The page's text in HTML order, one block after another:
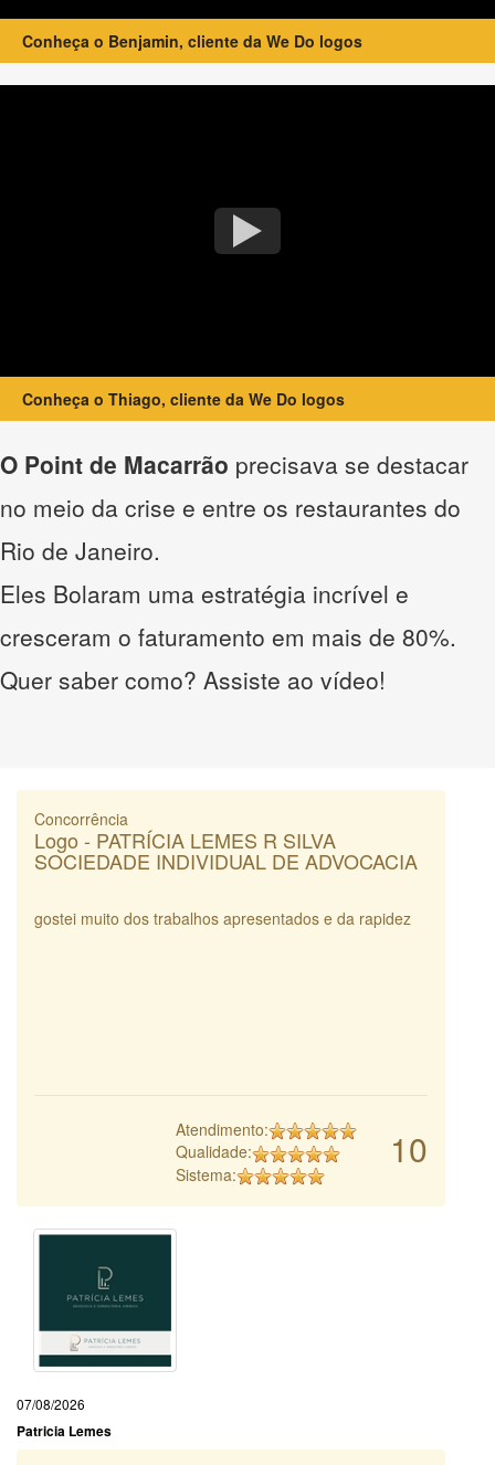
Conheça o Benjamin, cliente da We Do logos
Conheça o Thiago, cliente da We Do logos
O Point de Macarrão precisava se destacar
no meio da crise e entre os restaurantes do
Rio de Janeiro.
Eles Bolaram uma estratégia incrível e
cresceram o faturamento em mais de 80%.
Quer saber como? Assiste ao vídeo!
Concorrência
Logo - PATRÍCIA LEMES R SILVA
SOCIEDADE INDIVIDUAL DE ADVOCACIA
gostei muito dos trabalhos apresentados e da rapidez
10
Atendimento:
Qualidade:
Sistema:
07/08/2026
Patricia Lemes